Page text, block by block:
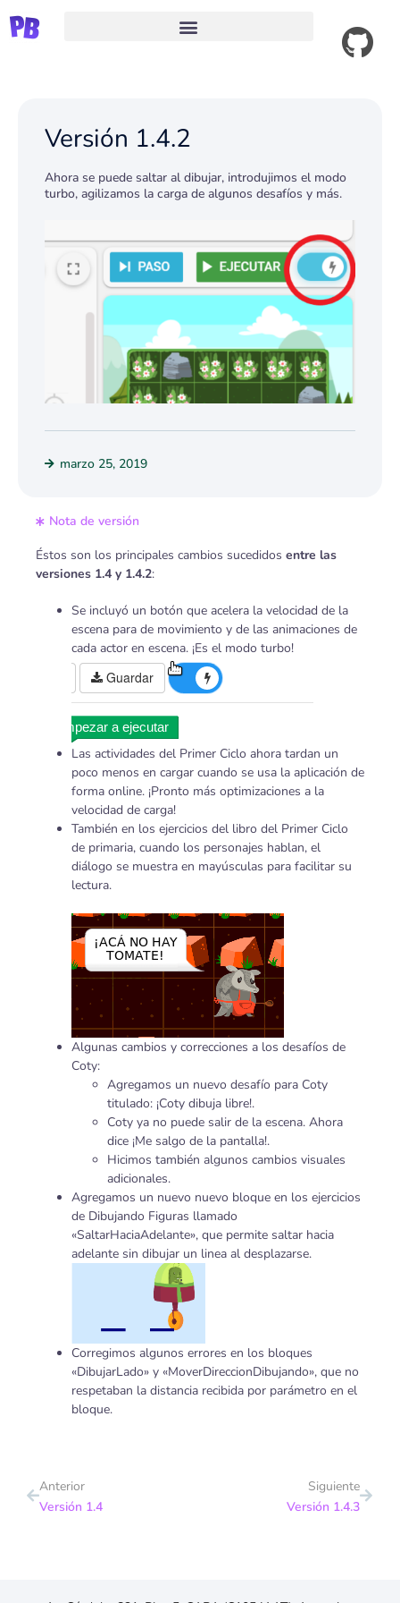
Versión 1.4.2
Ahora se puede saltar al dibujar, introdujimos el modo
turbo, agilizamos la carga de algunos desafíos y más.
marzo 25, 2019
Nota de versión
Éstos son los principales cambios sucedidos entre las
versiones 1.4 y 1.4.2:
Se incluyó un botón que acelera la velocidad de la
escena para de movimiento y de las animaciones de
cada actor en escena. ¡Es el modo turbo!
Las actividades del Primer Ciclo ahora tardan un
poco menos en cargar cuando se usa la aplicación de
forma online. ¡Pronto más optimizaciones a la
velocidad de carga!
También en los ejercicios del libro del Primer Ciclo
de primaria, cuando los personajes hablan, el
diálogo se muestra en mayúsculas para facilitar su
lectura.
Algunas cambios y correcciones a los desafíos de
Coty:
Agregamos un nuevo desafío para Coty
titulado: ¡Coty dibuja libre!.
Coty ya no puede salir de la escena. Ahora
dice ¡Me salgo de la pantalla!.
Hicimos también algunos cambios visuales
adicionales.
Agregamos un nuevo nuevo bloque en los ejercicios
de Dibujando Figuras llamado
«SaltarHaciaAdelante», que permite saltar hacia
adelante sin dibujar un linea al desplazarse.
Corregimos algunos errores en los bloques
«DibujarLado» y «MoverDireccionDibujando», que no
respetaban la distancia recibida por parámetro en el
bloque.
Anterior
Versión 1.4
Siguiente
Versión 1.4.3